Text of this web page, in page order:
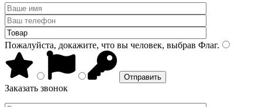
Пожалуйста, докажите, что вы человек, выбрав Флаг.
Заказать звонок